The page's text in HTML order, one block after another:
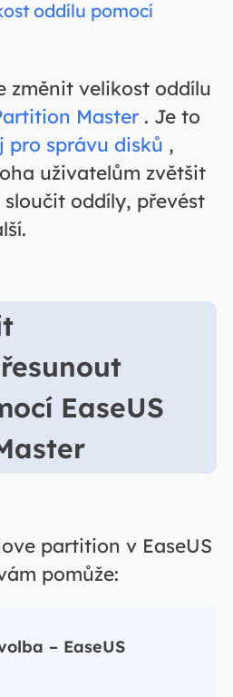
oddílu pomocí
změnit velikost oddílu
Master. Je to
pro správu disků ,
uživatelům zvětšit
oddíly, převést
EaseUS
partition v EaseUS
pomůže:
– EaseUS